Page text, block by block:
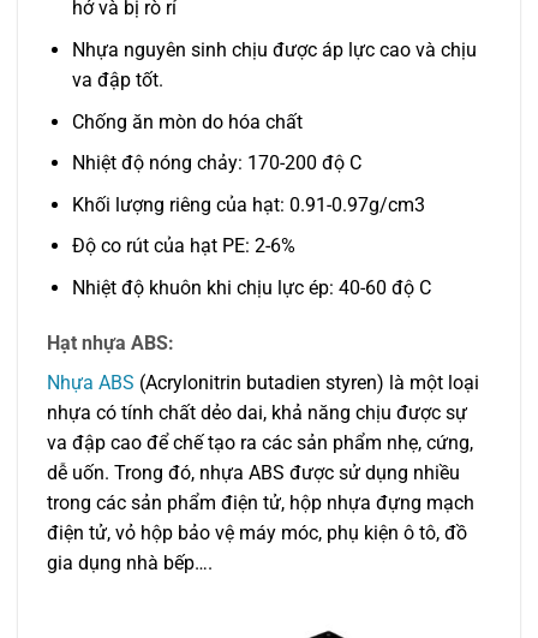
hở và bị rò rỉ
Nhựa nguyên sinh chịu được áp lực cao và chịu
va đập tốt.
Chống ăn mòn do hóa chất
Nhiệt độ nóng chảy: 170-200 độ C
Khối lượng riêng của hạt: 0.91-0.97g/cm3
Độ co rút của hạt PE: 2-6%
Nhiệt độ khuôn khi chịu lực ép: 40-60 độ C
Hạt nhựa ABS:
Nhựa ABS (Acrylonitrin butadien styren) là một loại
nhựa có tính chất dẻo dai, khả năng chịu được sự
va đập cao để chế tạo ra các sản phẩm nhẹ, cứng,
dễ uốn. Trong đó, nhựa ABS được sử dụng nhiều
trong các sản phẩm điện tử, hộp nhựa đựng mạch
điện tử, vỏ hộp bảo vệ máy móc, phụ kiện ô tô, đồ
gia dụng nhà bếp….